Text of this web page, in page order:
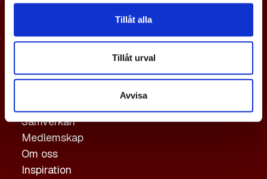
Tillåt alla
Tillåt urval
Avvisa
med tillväxt och konkurrenskraft via
Samverkan
Medlemskap
Om oss
Inspiration